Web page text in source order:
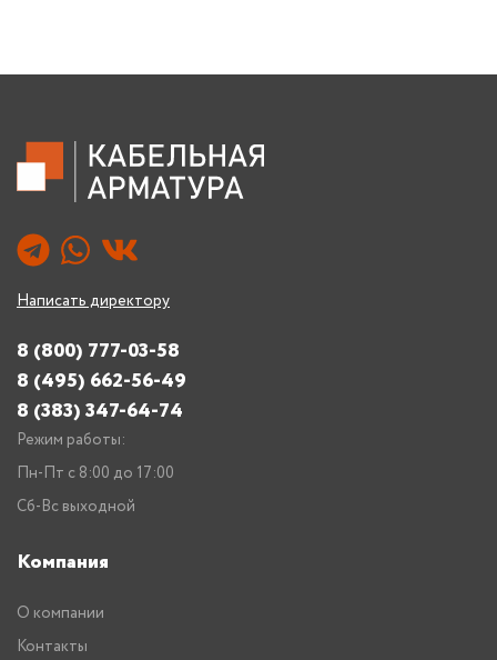
Написать директору
8 (800) 777-03-58
8 (495) 662-56-49
8 (383) 347-64-74
Режим работы:
Пн-Пт с 8:00 до 17:00
Сб-Вс выходной
Компания
О компании
Контакты